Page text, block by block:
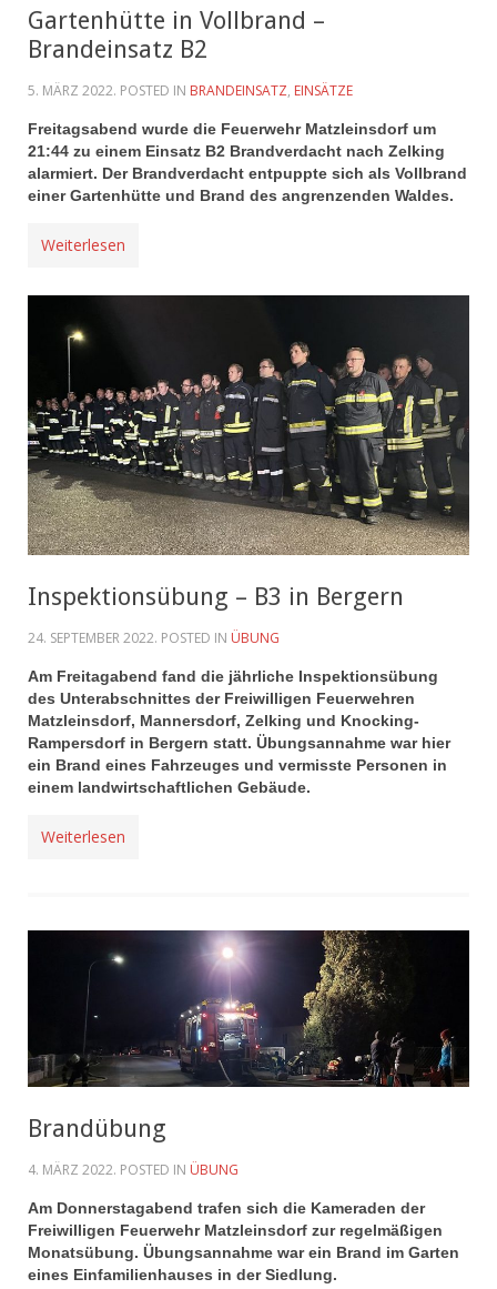
Gartenhütte in Vollbrand –
Brandeinsatz B2
5. MÄRZ 2022. POSTED IN BRANDEINSATZ, EINSÄTZE
Freitagsabend wurde die Feuerwehr Matzleinsdorf um
21:44 zu einem Einsatz B2 Brandverdacht nach Zelking
alarmiert. Der Brandverdacht entpuppte sich als Vollbrand
einer Gartenhütte und Brand des angrenzenden Waldes.
Weiterlesen
Inspektionsübung – B3 in Bergern
24. SEPTEMBER 2022. POSTED IN ÜBUNG
Am Freitagabend fand die jährliche Inspektionsübung
des Unterabschnittes der Freiwilligen Feuerwehren
Matzleinsdorf, Mannersdorf, Zelking und Knocking-
Rampersdorf in Bergern statt. Übungsannahme war hier
ein Brand eines Fahrzeuges und vermisste Personen in
einem landwirtschaftlichen Gebäude.
Weiterlesen
Brandübung
4. MÄRZ 2022. POSTED IN ÜBUNG
Am Donnerstagabend trafen sich die Kameraden der
Freiwilligen Feuerwehr Matzleinsdorf zur regelmäßigen
Monatsübung. Übungsannahme war ein Brand im Garten
eines Einfamilienhauses in der Siedlung.